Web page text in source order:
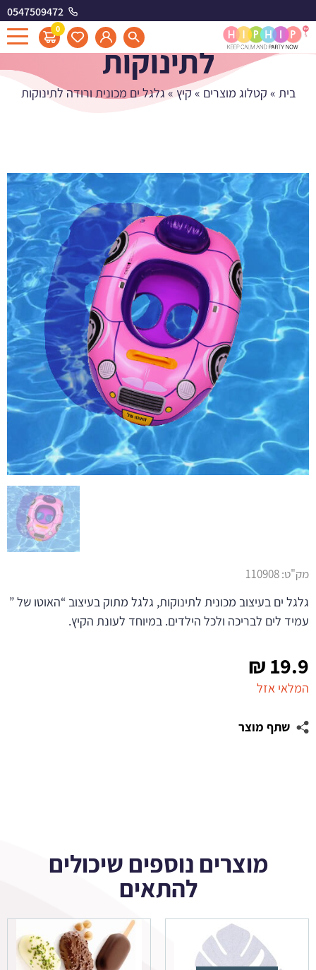
0547509472
0
גלגל ים מכונית ורודה
לתינוקות
בית » קטלוג מוצרים » קיץ»גלגל ים מכונית ורודה לתינוקות
19.9
₪
המלאי אזל
שתף מוצר
מק"ט:110908
גלגל ים בעיצוב מכונית לתינוקות, גלגל מתוק בעיצוב “האוטו של ”
עמיד לים לבריכה ולכל הילדים. במיוחד לעונת הקיץ.
מוצרים נוספים שיכולים
להתאים